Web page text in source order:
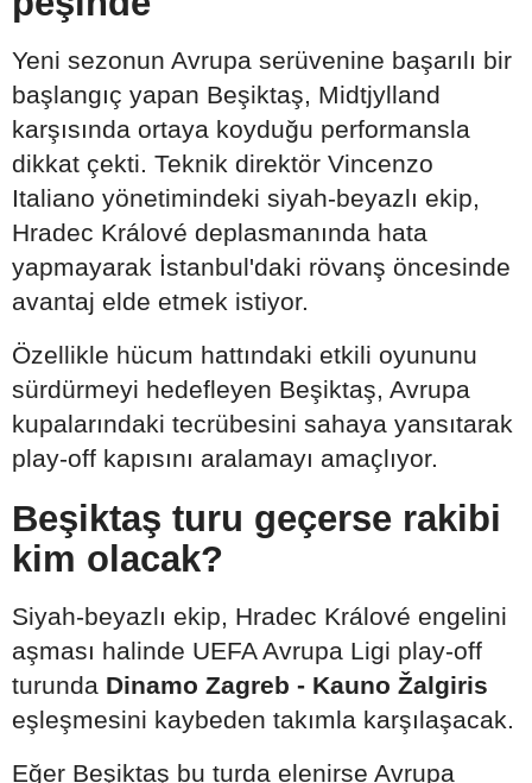
Yeni sezonun Avrupa serüvenine başarılı bir
başlangıç yapan Beşiktaş, Midtjylland
karşısında ortaya koyduğu performansla
dikkat çekti. Teknik direktör Vincenzo
Italiano yönetimindeki siyah-beyazlı ekip,
Hradec Králové deplasmanında hata
yapmayarak İstanbul'daki rövanş öncesinde
avantaj elde etmek istiyor.
Özellikle hücum hattındaki etkili oyununu
sürdürmeyi hedefleyen Beşiktaş, Avrupa
kupalarındaki tecrübesini sahaya yansıtarak
play-off kapısını aralamayı amaçlıyor.
Beşiktaş turu geçerse rakibi
kim olacak?
Siyah-beyazlı ekip, Hradec Králové engelini
aşması halinde UEFA Avrupa Ligi play-off
turunda Dinamo Zagreb - Kauno Žalgiris
eşleşmesini kaybeden takımla karşılaşacak.
Eğer Beşiktaş bu turda elenirse Avrupa